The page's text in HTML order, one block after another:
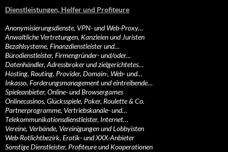
Dienstleistungen, Helfer und Profiteure
Anonymisierungsdienste, VPN- und Web-Proxy…
Anwaltliche Vertretungen, Kanzleien und Juristen
Bezahlsysteme, Finanzdienstleister und…
Bürodienstleister, Firmengründer- und/oder…
Datenhändler, Adressbroker und zielgerichtetes…
Hosting, Routing, Provider, Domain-, Web- und…
Inkasso, Forderungsmanagement und eintreibende…
Spieleanbieter, Online- und Browsergames
Onlinecasinos, Glücksspiele, Poker, Roulette & Co.
Partnerprogramme, Vertriebskanäle- und…
Telekommunikationsdienstleister, Internet…
Vereine, Verbände, Vereinigungen und Lobbyisten
Web-Rotlichtbezirk, Erotik- und XXX-Anbieter
Sonstige Dienstleister, Profiteure und Kooperationen